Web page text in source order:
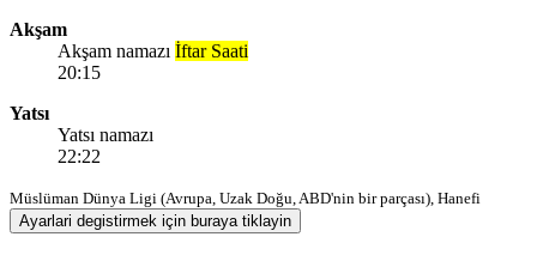
Akşam
Akşam namazı İftar Saati
20:15
Yatsı
Yatsı namazı
22:22
Müslüman Dünya Ligi (Avrupa, Uzak Doğu, ABD'nin bir parçası), Hanefi
Ayarlari degistirmek için buraya tiklayin